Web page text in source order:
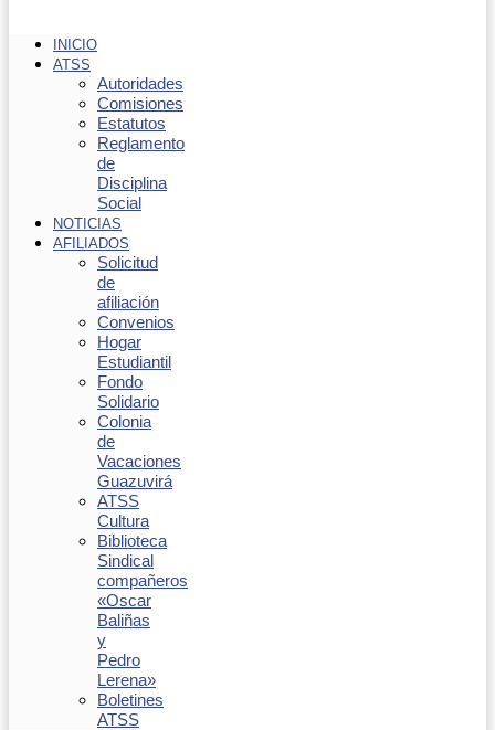
INICIO
ATSS
Autoridades
Comisiones
Estatutos
Reglamento
de
Disciplina
Social
NOTICIAS
AFILIADOS
Solicitud
de
afiliación
Convenios
Hogar
Estudiantil
Fondo
Solidario
Colonia
de
Vacaciones
Guazuvirá
ATSS
Cultura
Biblioteca
Sindical
compañeros
«Oscar
Baliñas
y
Pedro
Lerena»
Boletines
ATSS